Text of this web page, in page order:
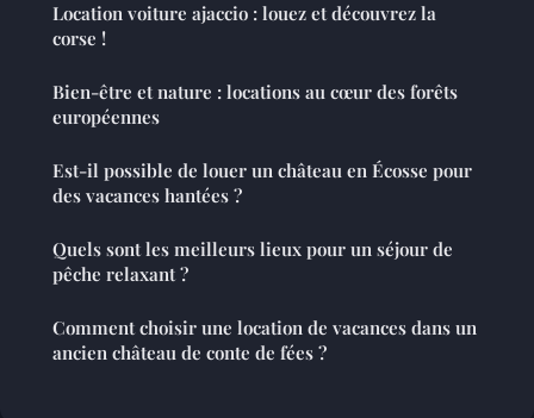
Location voiture ajaccio : louez et découvrez la
corse !
Bien-être et nature : locations au cœur des forêts
européennes
Est-il possible de louer un château en Écosse pour
des vacances hantées ?
Quels sont les meilleurs lieux pour un séjour de
pêche relaxant ?
Comment choisir une location de vacances dans un
ancien château de conte de fées ?